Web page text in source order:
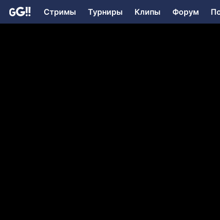
Стримы Турниры Клипы Форум